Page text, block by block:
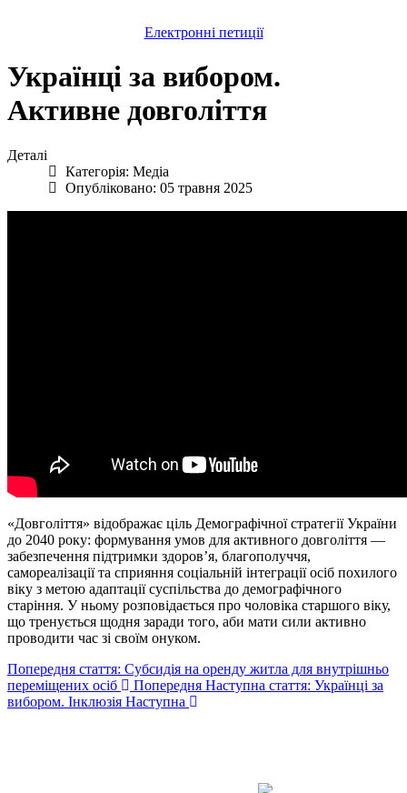
Електронні петиції
Українці за вибором.
Активне довголіття
Деталі
Категорія: Медіа
Опубліковано: 05 травня 2025
«Довголіття» відображає ціль Демографічної стратегії України
до 2040 року: формування умов для активного довголіття —
забезпечення підтримки здоров’я, благополуччя,
самореалізації та сприяння соціальній інтеграції осіб похилого
віку з метою адаптації суспільства до демографічного
старіння. У ньому розповідається про чоловіка старшого віку,
що тренується щодня заради того, аби мати сили активно
проводити час зі своїм онуком.
Попередня стаття: Субсидія на оренду житла для внутрішньо
переміщених осіб
Попередня Наступна стаття: Українці за
вибором. Інклюзія Наступна